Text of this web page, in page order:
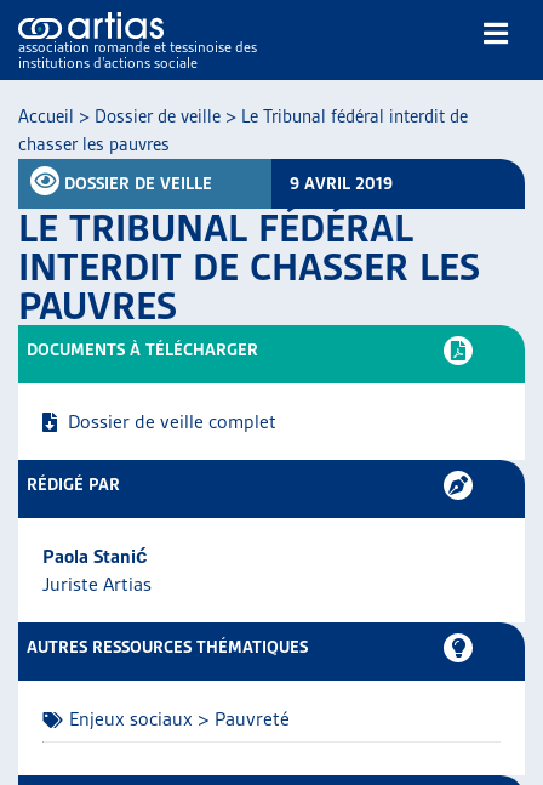
association romande et tessinoise des
institutions d’actions sociale
NOS PUBLICATIONS
ARTICLES
RESSOURCES
THÉMATIQUES
GUIDE SOCIAL ROMAND
ARTIAS
L’ASSOCIATION
PROJETS ET ACTIVITÉS
JOURNÉES D’AUTOMNE
Accueil > Dossier de veille > Le Tribunal fédéral interdit de
chasser les pauvres
DOSSIER DE VEILLE 9 AVRIL 2019
LE TRIBUNAL FÉDÉRAL
INTERDIT DE CHASSER LES
PAUVRES
DOCUMENTS À TÉLÉCHARGER
Dossier de veille complet
RÉDIGÉ PAR
Paola Stanić
Juriste Artias
AUTRES RESSOURCES THÉMATIQUES
Enjeux sociaux > Pauvreté